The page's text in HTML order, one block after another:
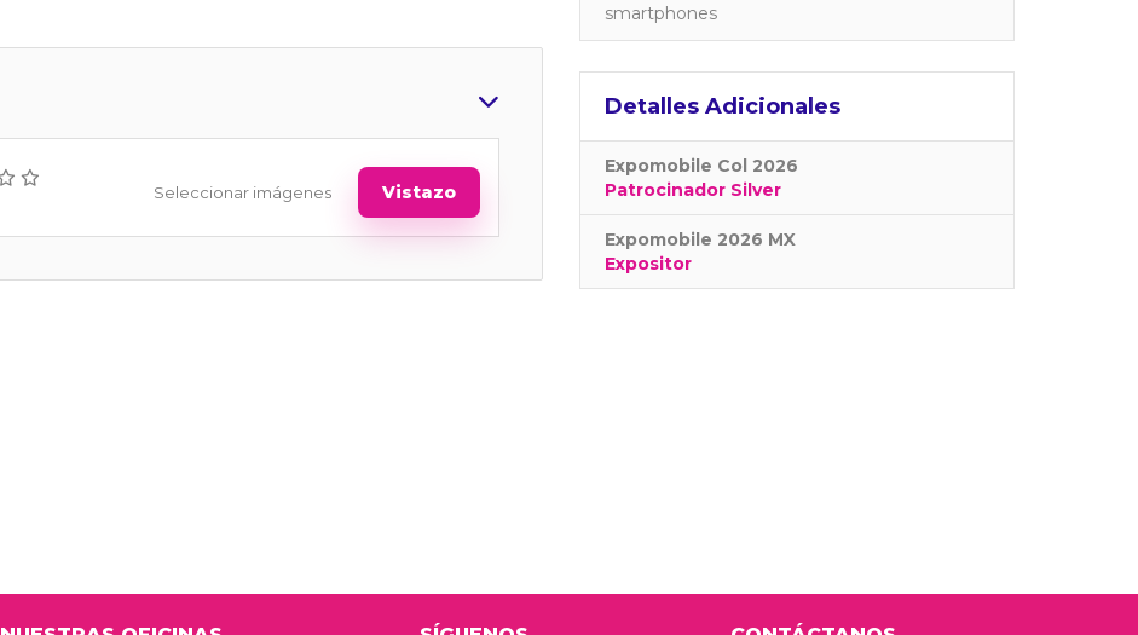
Seleccionar imágenes Vistazo
smartphones
Detalles Adicionales
Expomobile Col 2026
Patrocinador Silver
Expomobile 2026 MX
Expositor